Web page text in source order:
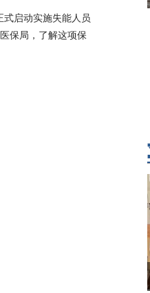
启动实施失能人员
保局，了解这项保